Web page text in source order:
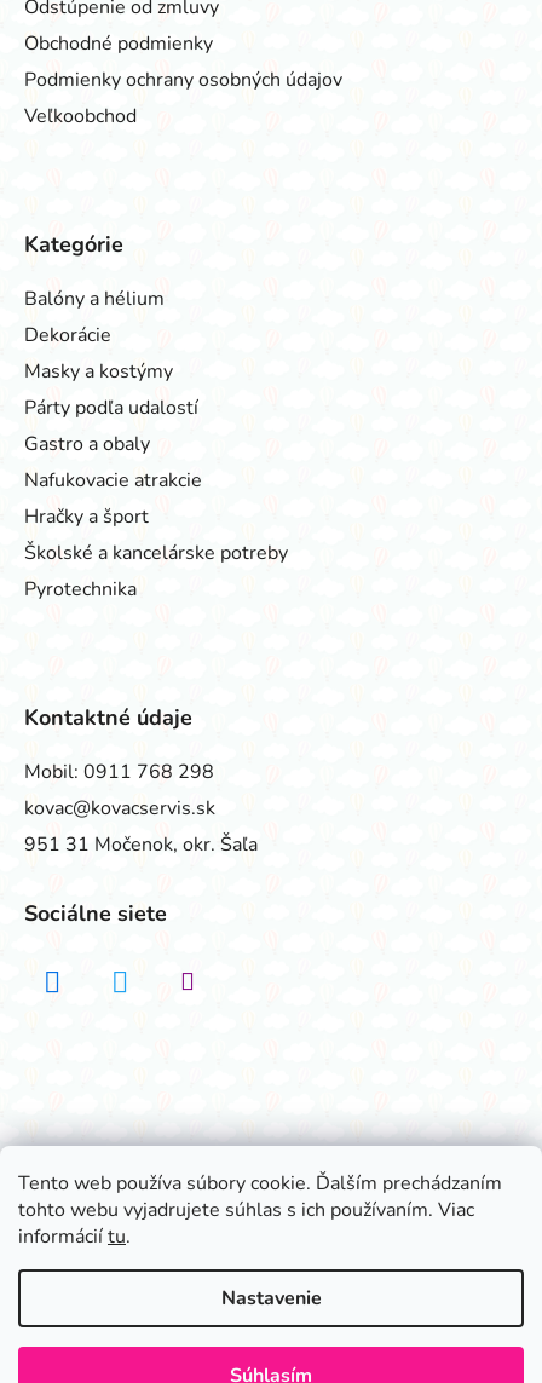
Tento web používa súbory cookie. Ďalším prechádzaním
tohto webu vyjadrujete súhlas s ich používaním. Viac
informáciítu.
Nastavenie
Súhlasím
Odstúpenie od zmluvy
Obchodné podmienky
Podmienky ochrany osobných údajov
Veľkoobchod
Kategórie
Balóny a hélium
Dekorácie
Masky a kostýmy
Párty podľa udalostí
Gastro a obaly
Nafukovacie atrakcie
Hračky a šport
Školské a kancelárske potreby
Pyrotechnika
Kontaktné údaje
Mobil: 0911 768 298
kovac@kovacservis.sk
951 31 Močenok, okr. Šaľa
Sociálne siete
vyhradené.